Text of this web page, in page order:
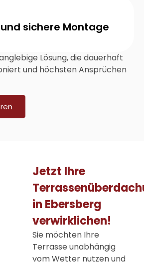
sichere Montage
Lösung, die dauerhaft
und höchsten Ansprüchen
Jetzt Ihre
in Ebersberg
verwirklichen!
Sie möchten Ihre
Terrasse unabhängig
vom Wetter nutzen und